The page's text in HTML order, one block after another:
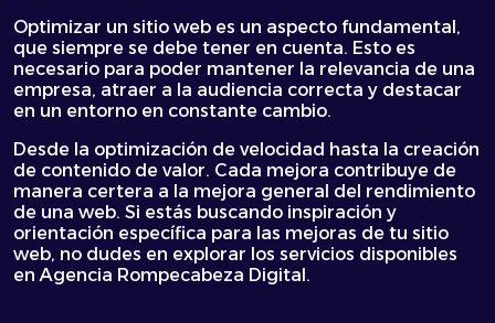
Optimizar un sitio web es un aspecto fundamental,
que siempre se debe tener en cuenta. Esto es
necesario para poder mantener la relevancia de una
empresa, atraer a la audiencia correcta y destacar
en un entorno en constante cambio.
Desde la optimización de velocidad hasta la creación
de contenido de valor. Cada mejora contribuye de
manera certera a la mejora general del rendimiento
de una web. Si estás buscando inspiración y
orientación específica para las mejoras de tu sitio
web, no dudes en explorar los servicios disponibles
en Agencia Rompecabeza Digital.